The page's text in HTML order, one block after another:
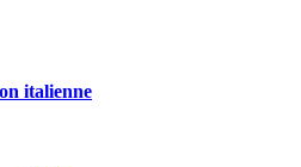
italienne